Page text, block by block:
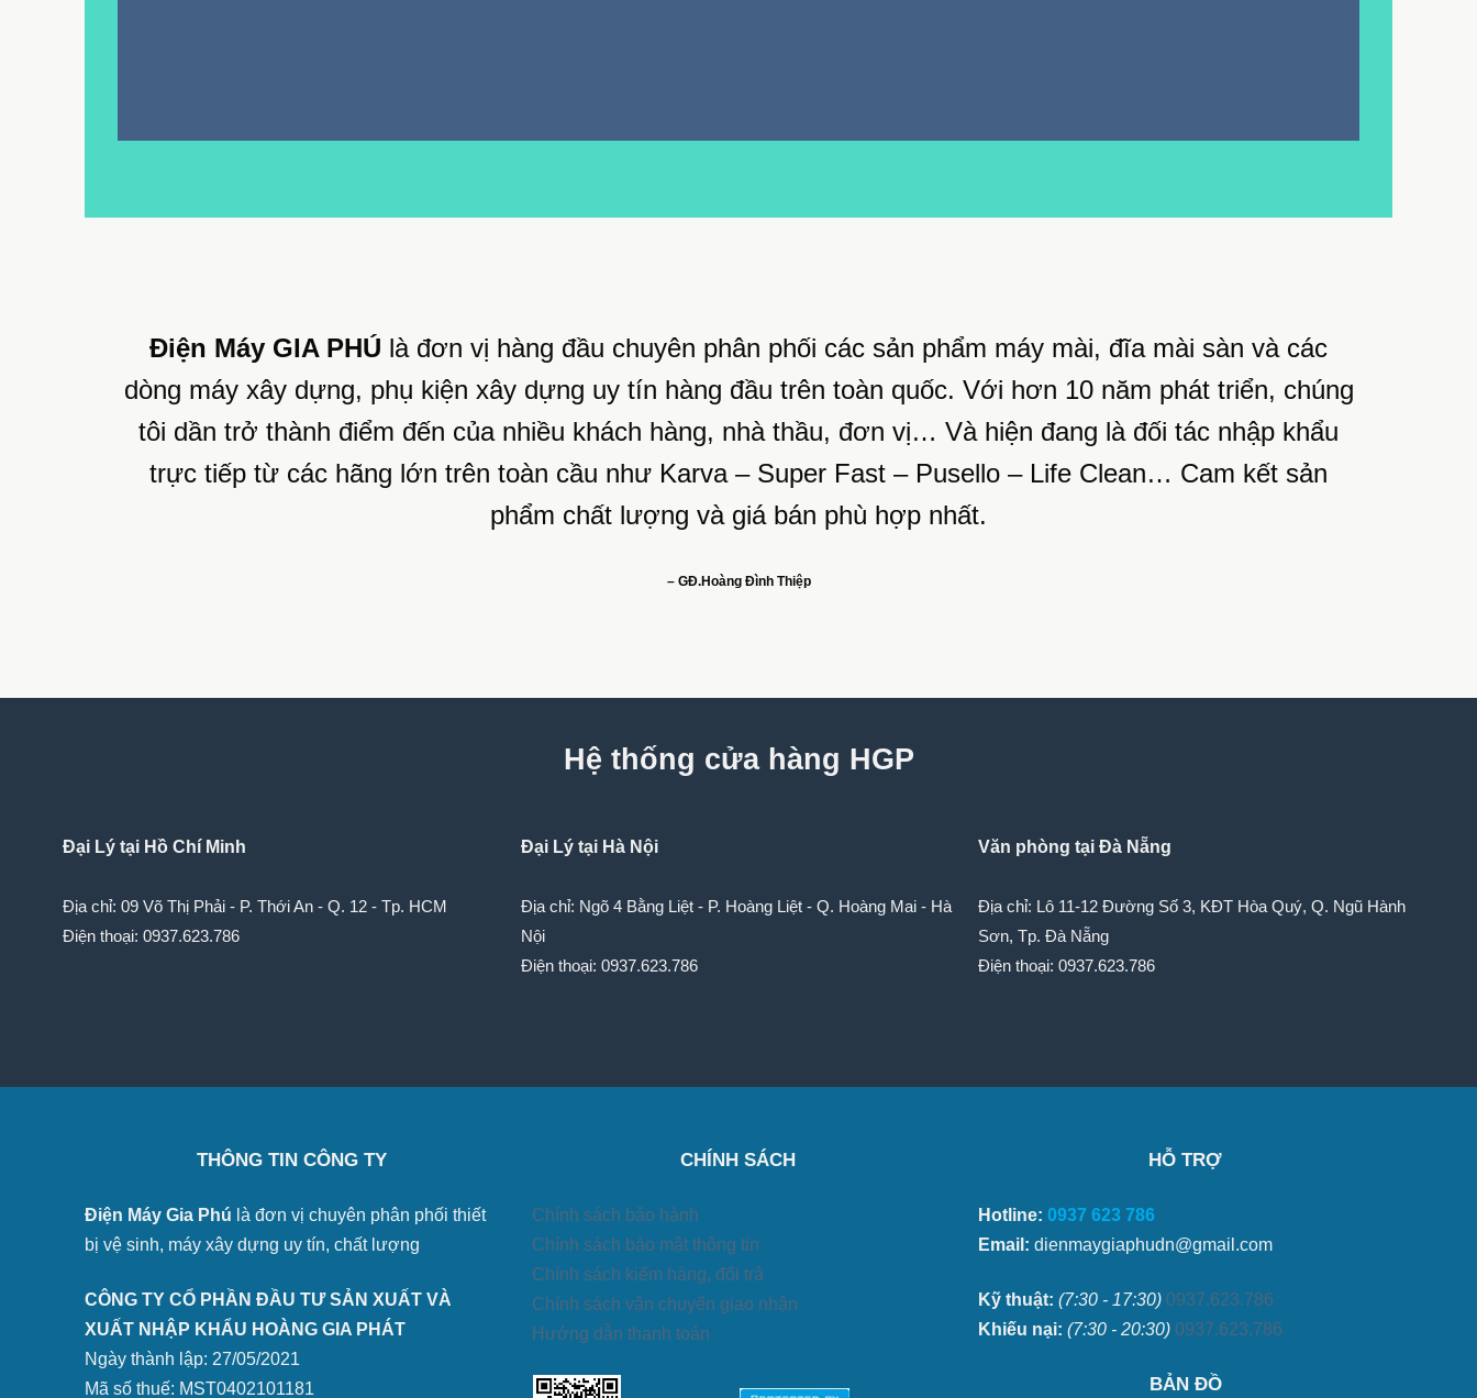
Điện Máy GIA PHÚ là đơn vị hàng đầu chuyên phân phối các sản phẩm máy mài, đĩa mài sàn và các
dòng máy xây dựng, phụ kiện xây dựng uy tín hàng đầu trên toàn quốc. Với hơn 10 năm phát triển, chúng
tôi dần trở thành điểm đến của nhiều khách hàng, nhà thầu, đơn vị… Và hiện đang là đối tác nhập khẩu
trực tiếp từ các hãng lớn trên toàn cầu như Karva – Super Fast – Pusello – Life Clean… Cam kết sản
phẩm chất lượng và giá bán phù hợp nhất.
– GĐ.Hoàng Đình Thiệp
Hệ thống cửa hàng HGP
Đại Lý tại Hồ Chí Minh
Địa chỉ: 09 Võ Thị Phải - P. Thới An - Q. 12 - Tp. HCM
Điện thoại: 0937.623.786
Đại Lý tại Hà Nội
Địa chỉ: Ngõ 4 Bằng Liệt - P. Hoàng Liệt - Q. Hoàng Mai - Hà
Nội
Điện thoại: 0937.623.786
Văn phòng tại Đà Nẵng
Địa chỉ: Lô 11-12 Đường Số 3, KĐT Hòa Quý, Q. Ngũ Hành
Sơn, Tp. Đà Nẵng
Điện thoại: 0937.623.786
THÔNG TIN CÔNG TY
Điện Máy Gia Phú là đơn vị chuyên phân phối thiết
bị vệ sinh, máy xây dựng uy tín, chất lượng
CÔNG TY CỔ PHẦN ĐẦU TƯ SẢN XUẤT VÀ
XUẤT NHẬP KHẨU HOÀNG GIA PHÁT
Ngày thành lập: 27/05/2021
Mã số thuế: MST0402101181
CHÍNH SÁCH
Chính sách bảo hành
Chính sách bảo mật thông tin
Chính sách kiểm hàng, đổi trả
Chính sách vận chuyển giao nhận
Hướng dẫn thanh toán
HỖ TRỢ
Hotline:0937 623 786
Email: dienmaygiaphudn@gmail.com
Kỹ thuật: (7:30 - 17:30) 0937.623.786
Khiếu nại: (7:30 - 20:30) 0937.623.786
BẢN ĐỒ